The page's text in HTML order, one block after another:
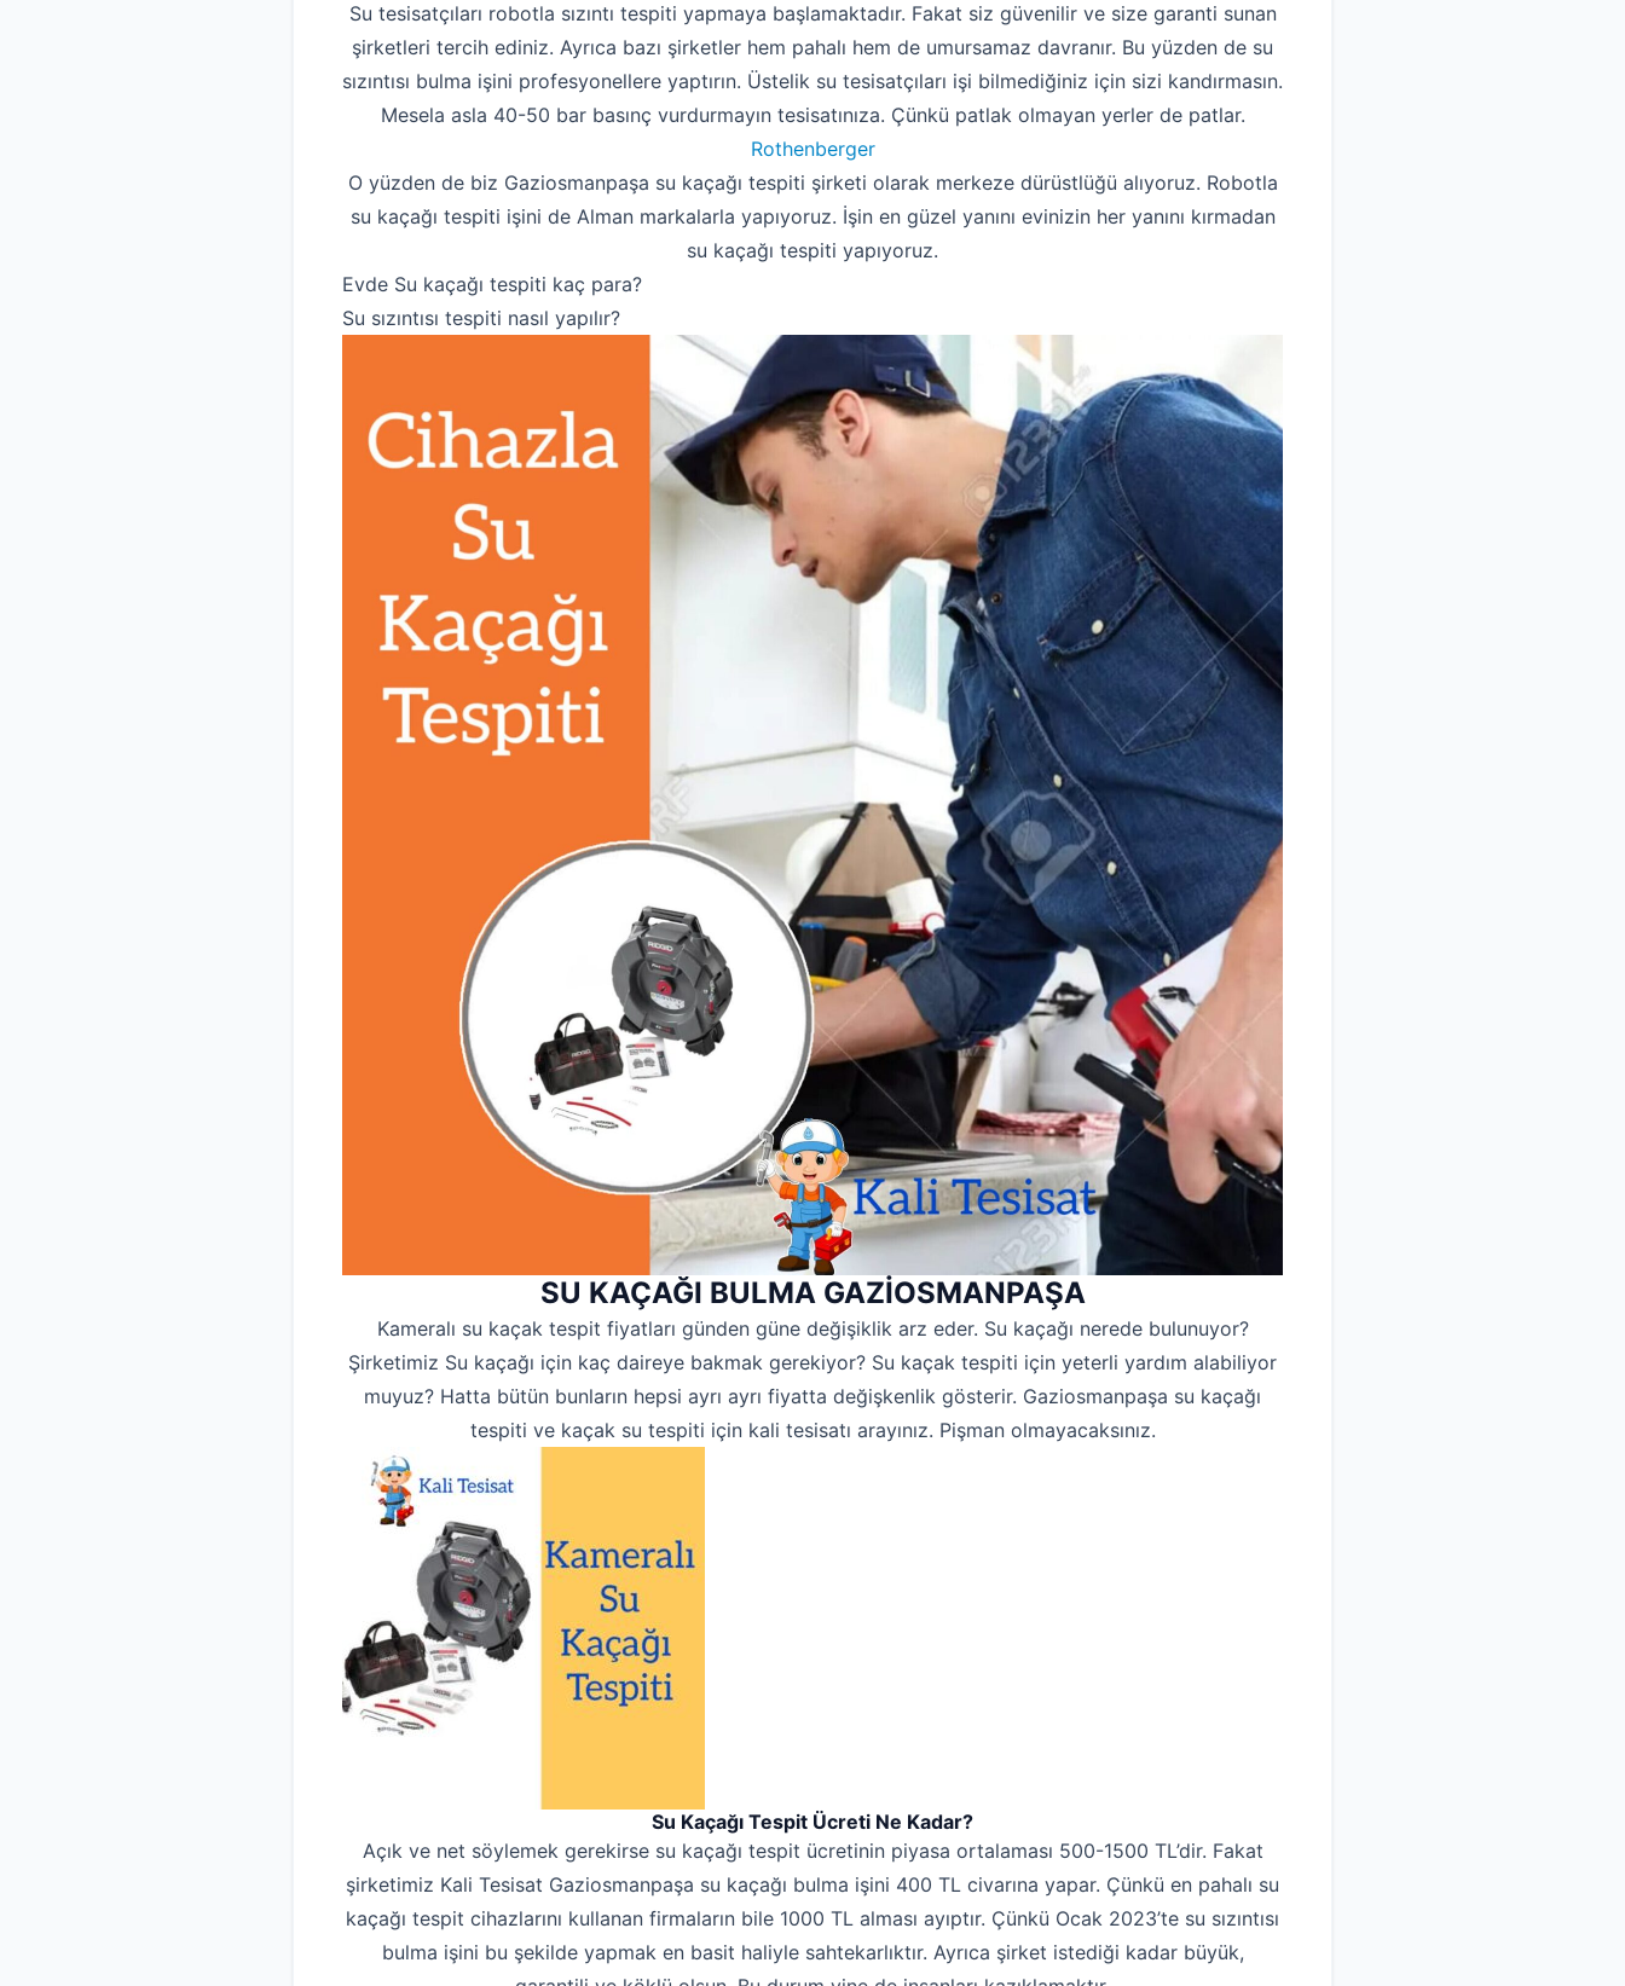
Robotla Tıkanıklık Açma
Su Kaçağı Tespiti
Profesyonel Petek Temizliği
Uzmana Sor
Hakkımızda
İletişim
Su tesisatçıları robotla sızıntı tespiti yapmaya başlamaktadır. Fakat siz güvenilir ve size garanti sunan
şirketleri tercih ediniz. Ayrıca bazı şirketler hem pahalı hem de umursamaz davranır. Bu yüzden de su
sızıntısı bulma işini profesyonellere yaptırın. Üstelik su tesisatçıları işi bilmediğiniz için sizi kandırmasın.
Mesela asla 40-50 bar basınç vurdurmayın tesisatınıza. Çünkü patlak olmayan yerler de patlar.
Rothenberger
O yüzden de biz Gaziosmanpaşa su kaçağı tespiti şirketi olarak merkeze dürüstlüğü alıyoruz. Robotla
su kaçağı tespiti işini de Alman markalarla yapıyoruz. İşin en güzel yanını evinizin her yanını kırmadan
su kaçağı tespiti yapıyoruz.
Evde Su kaçağı tespiti kaç para?
Su sızıntısı tespiti nasıl yapılır?
SU KAÇAĞI BULMA GAZİOSMANPAŞA
Kameralı su kaçak tespit fiyatları günden güne değişiklik arz eder. Su kaçağı nerede bulunuyor?
Şirketimiz Su kaçağı için kaç daireye bakmak gerekiyor? Su kaçak tespiti için yeterli yardım alabiliyor
muyuz? Hatta bütün bunların hepsi ayrı ayrı fiyatta değişkenlik gösterir. Gaziosmanpaşa su kaçağı
tespiti ve kaçak su tespiti için kali tesisatı arayınız. Pişman olmayacaksınız.
Su Kaçağı Tespit Ücreti Ne Kadar?
Açık ve net söylemek gerekirse su kaçağı tespit ücretinin piyasa ortalaması 500-1500 TL’dir. Fakat
şirketimiz Kali Tesisat Gaziosmanpaşa su kaçağı bulma işini 400 TL civarına yapar. Çünkü en pahalı su
kaçağı tespit cihazlarını kullanan firmaların bile 1000 TL alması ayıptır. Çünkü Ocak 2023’te su sızıntısı
bulma işini bu şekilde yapmak en basit haliyle sahtekarlıktır. Ayrıca şirket istediği kadar büyük,